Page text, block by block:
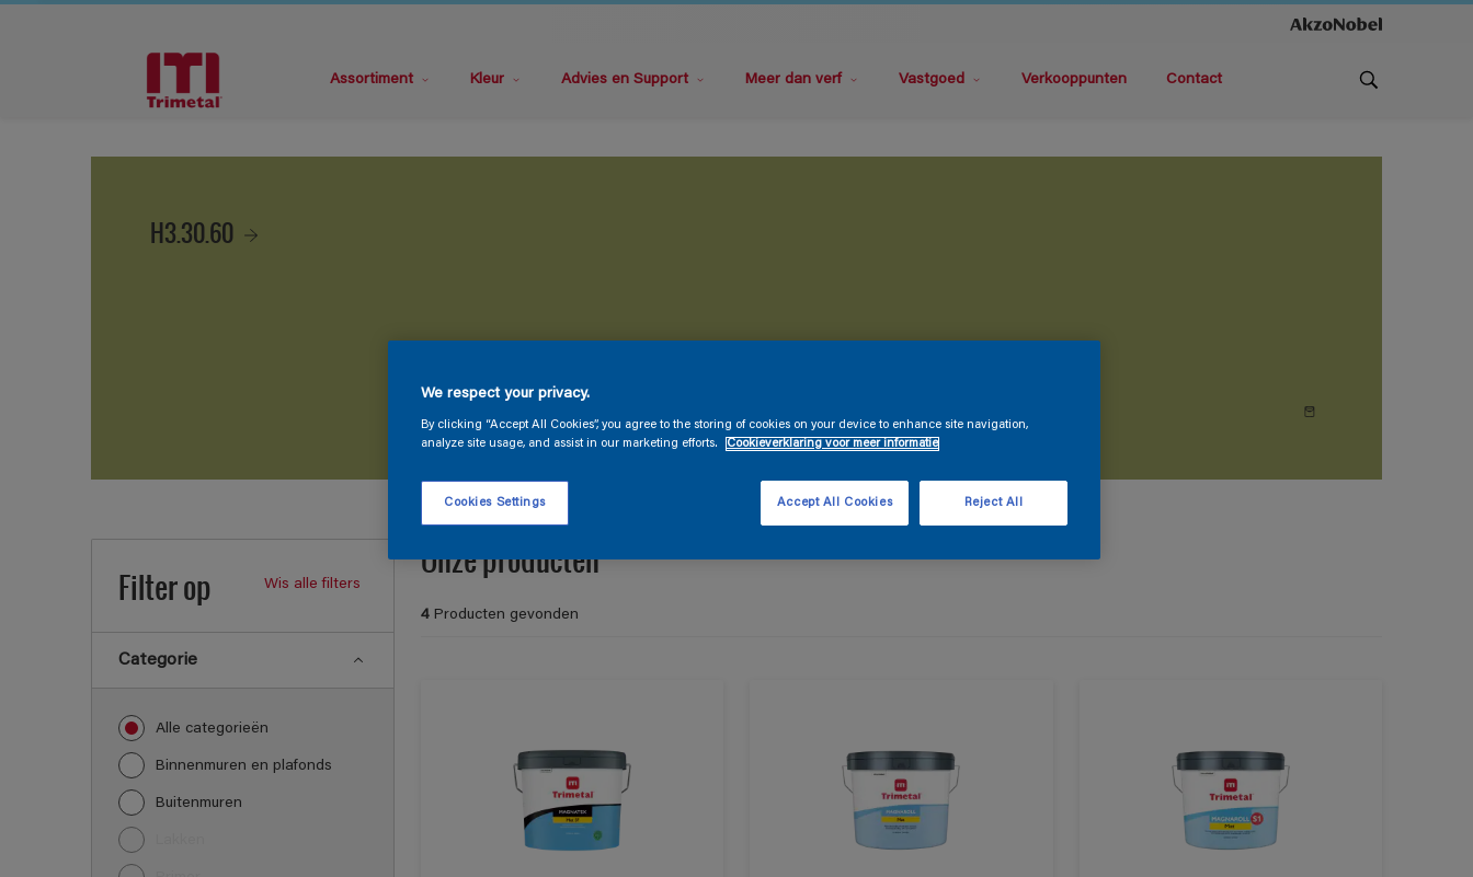
Assortiment Kleur Advies en Support Meer dan verf Vastgoed Verkooppunten Contact
H3.30.60
Filter op Wis alle filters
Categorie
Alle categorieën
Binnenmuren en plafonds
Buitenmuren
Onze producten
4 Producten gevonden
We respect your privacy.
By clicking “Accept All Cookies”, you agree to the storing of cookies on your device to enhance site navigation,
analyze site usage, and assist in our marketing efforts.
Cookieverklaring voor meer informatie
Cookies Settings Reject All
Accept All Cookies